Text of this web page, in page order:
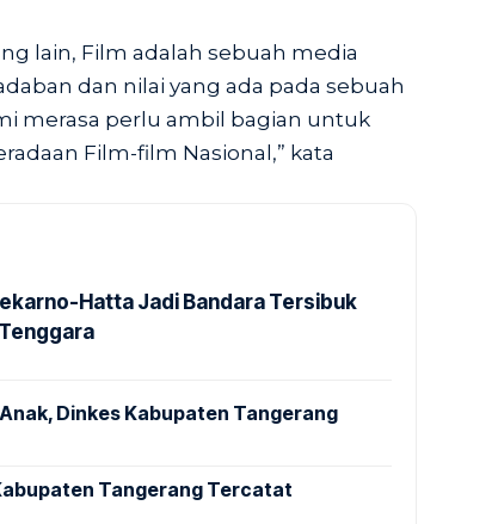
lain, Film adalah sebuah media
dan nilai yang ada pada sebuah
merasa perlu ambil bagian untuk
Film-film Nasional,” kata
Hatta Jadi Bandara Tersibuk
Dinkes Kabupaten Tangerang
Tangerang Tercatat